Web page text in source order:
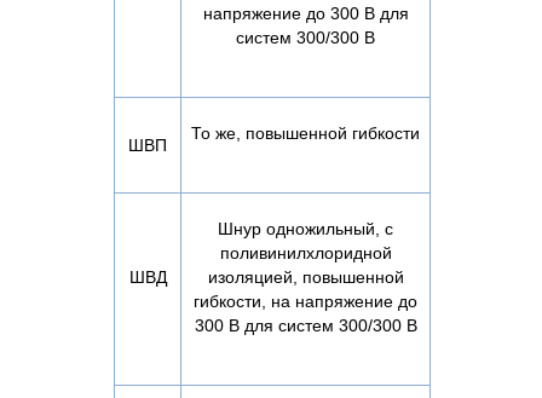
напряжение до 300 В для
систем 300/300 В
ШВП
То же, повышенной гибкости
ШВД
Шнур одножильный, с
поливинилхлоридной
изоляцией, повышенной
гибкости, на напряжение до
300 В для систем 300/300 В